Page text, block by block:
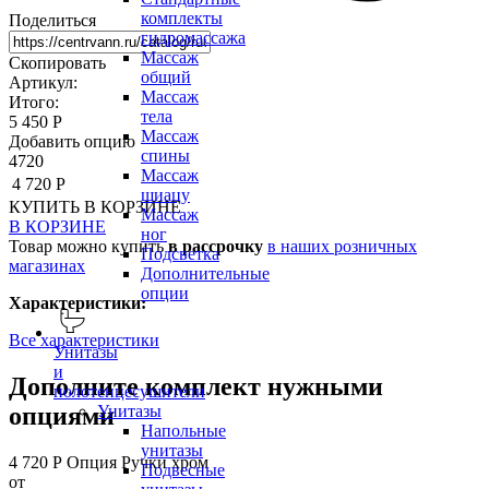
комплекты
гидромассажа
Массаж
общий
Массаж
тела
Массаж
спины
Массаж
шиацу
Массаж
ног
Подсветка
Дополнительные
опции
Унитазы
и
полотенцесушители
Унитазы
Напольные
унитазы
Подвесные
Поделиться
Скопировать
Артикул:
Итого:
5 450 Р
Добавить опцию
4720
4 720 Р
КУПИТЬ В КОРЗИНЕ
В КОРЗИНЕ
Товар можно купитьв рассрочку в наших розничных
магазинах
Характеристики:
Все характеристики
Дополните комплект нужными
опциями
4 720 Р Опция Ручки хром
от